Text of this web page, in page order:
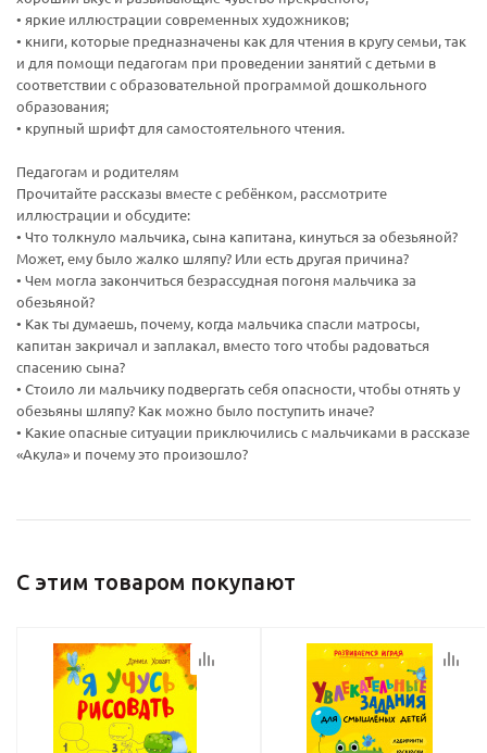
• яркие иллюстрации современных художников;
• книги, которые предназначены как для чтения в кругу семьи, так
и для помощи педагогам при проведении занятий с детьми в
соответствии с образовательной программой дошкольного
образования;
• крупный шрифт для самостоятельного чтения.
Педагогам и родителям
Прочитайте рассказы вместе с ребёнком, рассмотрите
иллюстрации и обсудите:
• Что толкнуло мальчика, сына капитана, кинуться за обезьяной?
Может, ему было жалко шляпу? Или есть другая причина?
• Чем могла закончиться безрассудная погоня мальчика за
обезьяной?
• Как ты думаешь, почему, когда мальчика спасли матросы,
капитан закричал и заплакал, вместо того чтобы радоваться
спасению сына?
• Стоило ли мальчику подвергать себя опасности, чтобы отнять у
обезьяны шляпу? Как можно было поступить иначе?
• Какие опасные ситуации приключились с мальчиками в рассказе
«Акула» и почему это произошло?
С этим товаром покупают
Ваш E-mail:
политикой
конфидициальности
Ваш E-mail:
политикой
конфидициальности